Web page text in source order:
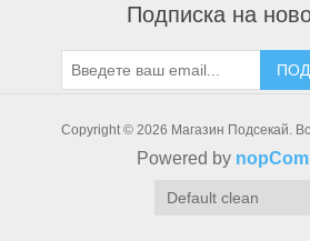
Подписка на
Copyright © 2026 Магазин Подсекай.
Powered by